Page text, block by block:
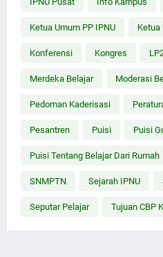
Ketua Umum PP IPNU Ketua
Konferensi Kongres
Merdeka Belajar Moderasi
Pedoman Kaderisasi
Pesantren Puisi Puisi
Puisi Tentang Belajar Dari Rumah
SNMPTN Sejarah IPNU
Seputar Pelajar Tujuan CBP